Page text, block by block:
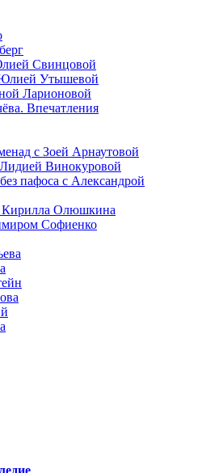
Свинцовой
Утышевой
Ларионовой
Впечатления
с Зоей Арнаутовой
Винокуровой
пафоса с Александрой
Кирилла Олюшкина
Софиенко